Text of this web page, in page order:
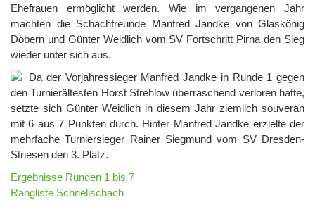
Ehefrauen ermöglicht werden. Wie im vergangenen Jahr
machten die Schachfreunde Manfred Jandke von Glaskönig
Döbern und Günter Weidlich vom SV Fortschritt Pirna den Sieg
wieder unter sich aus.
Da der Vorjahressieger Manfred Jandke in Runde 1 gegen
den Turnierältesten Horst Strehlow überraschend verloren hatte,
setzte sich Günter Weidlich in diesem Jahr ziemlich souverän
mit 6 aus 7 Punkten durch. Hinter Manfred Jandke erzielte der
mehrfache Turniersieger Rainer Siegmund vom SV Dresden-
Striesen den 3. Platz.
Ergebnisse Runden 1 bis 7
Rangliste Schnellschach